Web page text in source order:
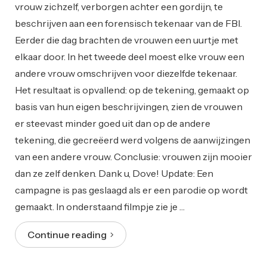
vrouw zichzelf, verborgen achter een gordijn, te
beschrijven aan een forensisch tekenaar van de FBI.
Eerder die dag brachten de vrouwen een uurtje met
elkaar door. In het tweede deel moest elke vrouw een
andere vrouw omschrijven voor diezelfde tekenaar.
Het resultaat is opvallend: op de tekening, gemaakt op
basis van hun eigen beschrijvingen, zien de vrouwen
er steevast minder goed uit dan op de andere
tekening, die gecreëerd werd volgens de aanwijzingen
van een andere vrouw. Conclusie: vrouwen zijn mooier
dan ze zelf denken. Dank u, Dove! Update: Een
campagne is pas geslaagd als er een parodie op wordt
gemaakt. In onderstaand filmpje zie je …
Continue reading